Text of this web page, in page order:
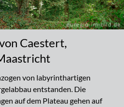
Caestert,
von labyrinthartigen
entstanden. Die
auf dem Plateau gehen auf